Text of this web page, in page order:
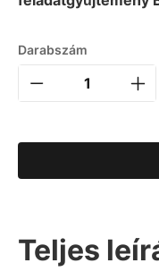
Darabszám
Teljes